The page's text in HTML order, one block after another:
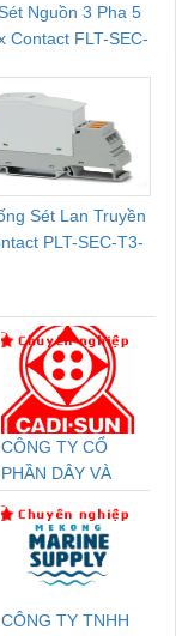
Nguồn 3 Pha 5
Contact FLT-SEC-
Sét Lan Truyền
PLT-SEC-T3-
CÔNG TY CỔ
PHẦN DÂY VÀ
THƯỢNG ĐÌNH
CÔNG TY TNHH